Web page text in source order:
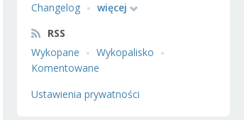
Changelog
więcej
RSS
Wykopane
Wykopalisko
Komentowane
Ustawienia prywatności